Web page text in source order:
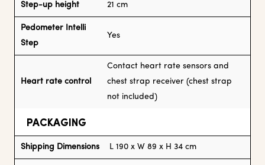
Step-up height 21 cm
Pedometer Intelli
Step
Yes
Heart rate control
Contact heart rate sensors and
chest strap receiver (chest strap
not included)
PACKAGING
Shipping Dimensions L 190 x W 89 x H 34 cm